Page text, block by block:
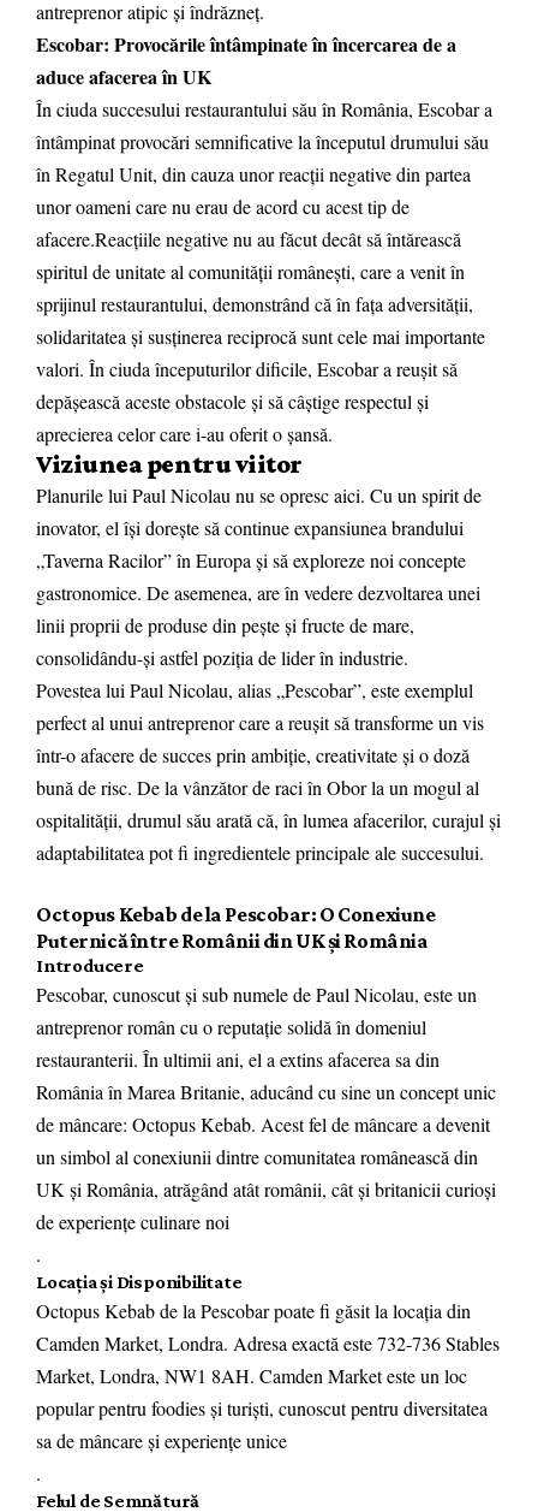
antreprenor atipic și îndrăzneț.
Escobar: Provocările întâmpinate în încercarea de a
aduce afacerea în UK
În ciuda succesului restaurantului său în România, Escobar a
întâmpinat provocări semnificative la începutul drumului său
în Regatul Unit, din cauza unor reacții negative din partea
unor oameni care nu erau de acord cu acest tip de
afacere.Reacțiile negative nu au făcut decât să întărească
spiritul de unitate al comunității românești, care a venit în
sprijinul restaurantului, demonstrând că în fața adversității,
solidaritatea și susținerea reciprocă sunt cele mai importante
valori. În ciuda începuturilor dificile, Escobar a reușit să
depășească aceste obstacole și să câștige respectul și
aprecierea celor care i-au oferit o șansă.
Viziunea pentru viitor
Planurile lui Paul Nicolau nu se opresc aici. Cu un spirit de
inovator, el își dorește să continue expansiunea brandului
„Taverna Racilor” în Europa și să exploreze noi concepte
gastronomice. De asemenea, are în vedere dezvoltarea unei
linii proprii de produse din pește și fructe de mare,
consolidându-și astfel poziția de lider în industrie.
Povestea lui Paul Nicolau, alias „Pescobar”, este exemplul
perfect al unui antreprenor care a reușit să transforme un vis
într-o afacere de succes prin ambiție, creativitate și o doză
bună de risc. De la vânzător de raci în Obor la un mogul al
ospitalității, drumul său arată că, în lumea afacerilor, curajul și
adaptabilitatea pot fi ingredientele principale ale succesului.
Octopus Kebab de la Pescobar: O Conexiune
Puternică între Românii din UK și România
Introducere
Pescobar, cunoscut și sub numele de Paul Nicolau, este un
antreprenor român cu o reputație solidă în domeniul
restauranterii. În ultimii ani, el a extins afacerea sa din
România în Marea Britanie, aducând cu sine un concept unic
de mâncare: Octopus Kebab. Acest fel de mâncare a devenit
un simbol al conexiunii dintre comunitatea românească din
UK și România, atrăgând atât românii, cât și britanicii curioși
de experiențe culinare noi
.
Locația și Disponibilitate
Octopus Kebab de la Pescobar poate fi găsit la locația din
Camden Market, Londra. Adresa exactă este 732-736 Stables
Market, Londra, NW1 8AH. Camden Market este un loc
popular pentru foodies și turiști, cunoscut pentru diversitatea
sa de mâncare și experiențe unice
.
Felul de Semnătură